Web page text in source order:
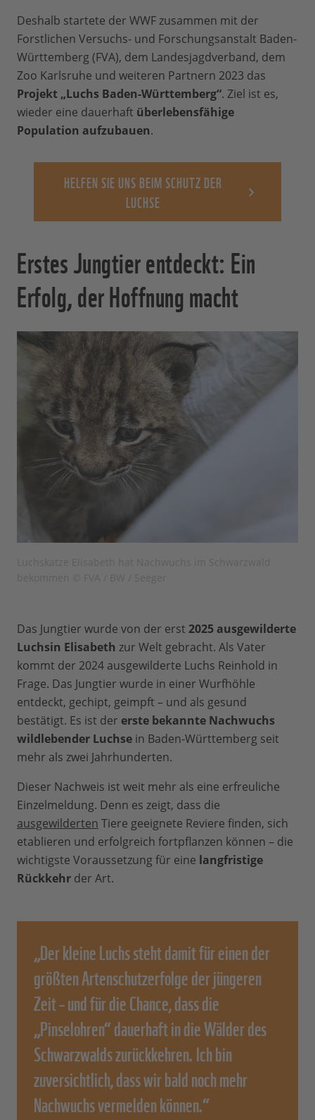
Deshalb startete der WWF zusammen mit der
Forstlichen Versuchs- und Forschungsanstalt Baden-
Württemberg (FVA), dem Landesjagdverband, dem
Zoo Karlsruhe und weiteren Partnern 2023 das
Projekt „Luchs Baden-Württemberg“. Ziel ist es,
wieder eine dauerhaft überlebensfähige
Population aufzubauen.
HELFEN SIE UNS BEIM SCHUTZ DER
LUCHSE
Erstes Jungtier entdeckt: Ein
Erfolg, der Hoffnung macht
Das Jungtier wurde von der erst 2025 ausgewilderte
Luchsin Elisabeth zur Welt gebracht. Als Vater
kommt der 2024 ausgewilderte Luchs Reinhold in
Frage. Das Jungtier wurde in einer Wurfhöhle
entdeckt, gechipt, geimpft – und als gesund
bestätigt. Es ist der erste bekannte Nachwuchs
wildlebender Luchse in Baden-Württemberg seit
mehr als zwei Jahrhunderten.
Dieser Nachweis ist weit mehr als eine erfreuliche
Einzelmeldung. Denn es zeigt, dass die
ausgewilderten Tiere geeignete Reviere finden, sich
etablieren und erfolgreich fortpflanzen können – die
wichtigste Voraussetzung für eine langfristige
Rückkehr der Art.
„Der kleine Luchs steht damit für einen der
größten Artenschutzerfolge der jüngeren
Zeit – und für die Chance, dass die
„Pinselohren“ dauerhaft in die Wälder des
Schwarzwalds zurückkehren. Ich bin
zuversichtlich, dass wir bald noch mehr
Nachwuchs vermelden können.“